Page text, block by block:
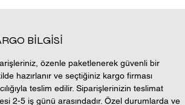
BİLGİSİ
özenle paketlenerek güvenli bir
hazırlanır ve seçtiğiniz kargo firması
teslim edilir. Siparişlerinizin teslimat
2-5 iş günü arasındadır. Özel durumlarda ve